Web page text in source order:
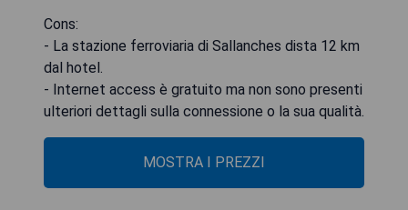
Cons:
- La stazione ferroviaria di Sallanches dista 12 km
dal hotel.
- Internet access è gratuito ma non sono presenti
ulteriori dettagli sulla connessione o la sua qualità.
MOSTRA I PREZZI